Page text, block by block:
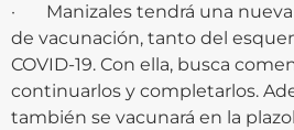
· Manizales tendrá una nueva
de vacunación, tanto del
COVID-19. Con ella, busca
continuarlos y completarlos.
también se vacunará en la